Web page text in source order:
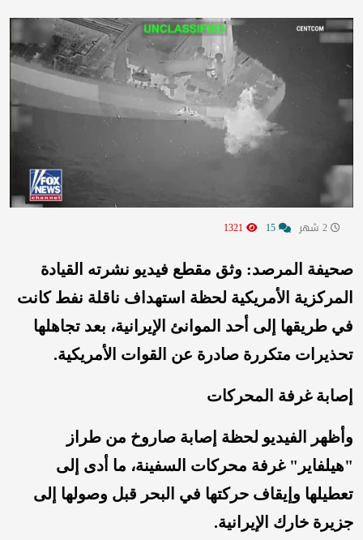
صحيفة المرصد: وثق مقطع فيديو نشرته القيادة
المركزية الأمريكية لحظة استهداف ناقلة نفط كانت
في طريقها إلى أحد الموانئ الإيرانية، بعد تجاهلها
تحذيرات متكررة صادرة عن القوات الأمريكية.
إصابة غرفة المحركات
وأظهر الفيديو لحظة إصابة صاروخ من طراز
"هيلفاير" غرفة محركات السفينة، ما أدى إلى
تعطيلها وإيقاف حركتها في البحر قبل وصولها إلى
جزيرة خارك الإيرانية.